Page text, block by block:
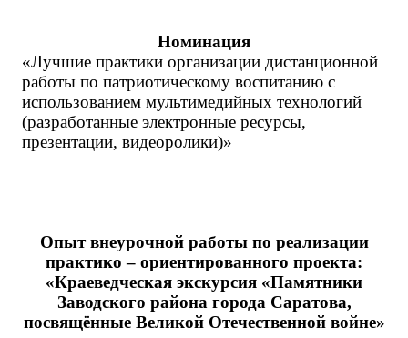
Номинация
«Лучшие практики организации дистанционной
работы по патриотическому воспитанию с
использованием мультимедийных технологий
(разработанные электронные ресурсы,
презентации, видеоролики)»
Опыт внеурочной работы по реализации
практико – ориентированного проекта:
«Краеведческая экскурсия «Памятники
Заводского района города Саратова,
посвящённые Великой Отечественной войне»